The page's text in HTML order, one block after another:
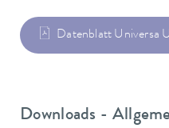
Datenblatt Universa
Downloads -